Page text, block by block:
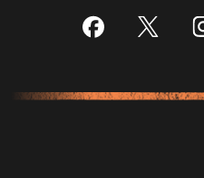
Facebook